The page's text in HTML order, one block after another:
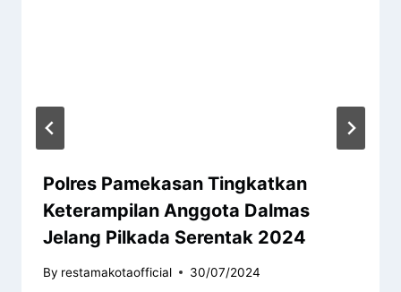
Polres Pamekasan Tingkatkan
Keterampilan Anggota Dalmas
Jelang Pilkada Serentak 2024
By restamakotaofficial 30/07/2024